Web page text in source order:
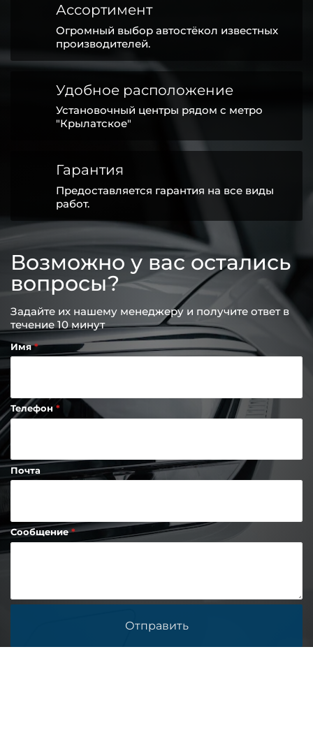
Ассортимент
Огромный выбор автостёкол известных
производителей.
Удобное расположение
Установочный центры рядом с метро
"Крылатское"
Гарантия
Предоставляется гарантия на все виды
работ.
Возможно у вас остались
вопросы?
Задайте их нашему менеджеру и получите ответ в
течение 10 минут
Имя
Телефон
Почта
Сообщение